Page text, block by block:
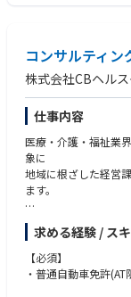
現在ODA案件だけで
行っております。
具体的には、以下の
■ブラジルにおける
ブラジルの窒素肥料
により日本の食糧安
■インドネシアにお
しかしながら、養殖
そこで日本の高度技
事業に投資家として
コンサルティ
株式会社CBヘル
仕事内容
医療・介護・福祉業
象に
地域に根ざした経営
ます。
【具体的には･･･】
■ 新規顧客開拓
・医療・介護福祉施
・地域ネットワーク
求める経験 / ス
【必須】
・普通自動車免許